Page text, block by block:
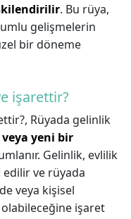
. Bu rüya,
gelişmelerin
bir döneme
işarettir?
Rüyada gelinlik
yeni bir
Gelinlik, evlilik
ve rüyada
veya kişisel
işaret